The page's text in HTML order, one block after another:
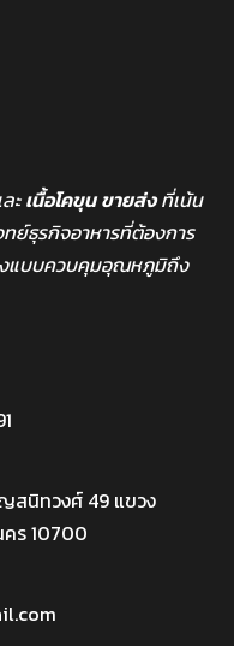
ะเนื้อโคขุน ขายส่งที่เน้น
ย์ธุรกิจอาหารที่ต้องการ
แบบควบคุมอุณหภูมิถึง
สนิทวงศ์ 49 แขวง
ร 10700